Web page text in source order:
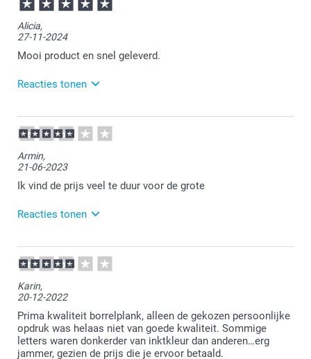
Alicia,
27-11-2024
Mooi product en snel geleverd.
Reacties tonen
28-11-2024
10:20
Bedankt voor je bericht.
Veel plezier ervan!
Armin,
21-06-2023
Ik vind de prijs veel te duur voor de grote
Reacties tonen
21-06-2023
16:44
Bedankt voor je review. Vervelend om te vernemen
ook gecommuniceerd op onze website. Aan de prijs
kunnen wij helaas veranderen. Wel hebben wij vaak
leuke acties lopen op onze website voor korting!
Karin,
20-12-2022
Prima kwaliteit borrelplank, alleen de gekozen persoonlijke
opdruk was helaas niet van goede kwaliteit. Sommige
letters waren donkerder van inktkleur dan anderen…erg
jammer, gezien de prijs die je ervoor betaald.